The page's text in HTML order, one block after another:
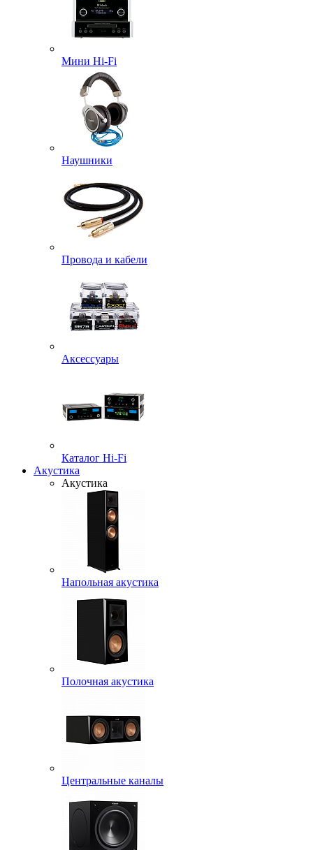
Мини Hi-Fi
Наушники
Провода и кабели
Аксессуары
Каталог Hi-Fi
Акустика
Акустика
Напольная акустика
Полочная акустика
Центральные каналы